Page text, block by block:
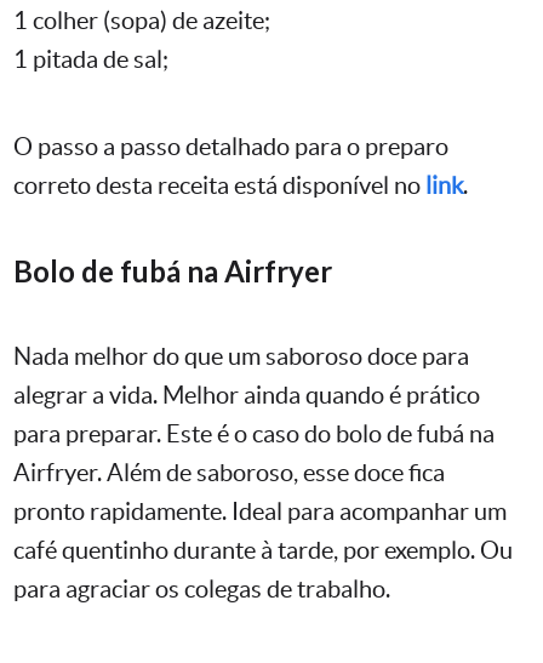
1 colher (sopa) de azeite;
1 pitada de sal;
O passo a passo detalhado para o preparo
correto desta receita está disponível no link.
Bolo de fubá na Airfryer
Nada melhor do que um saboroso doce para
alegrar a vida. Melhor ainda quando é prático
para preparar. Este é o caso do bolo de fubá na
Airfryer. Além de saboroso, esse doce fica
pronto rapidamente. Ideal para acompanhar um
café quentinho durante à tarde, por exemplo. Ou
para agraciar os colegas de trabalho.